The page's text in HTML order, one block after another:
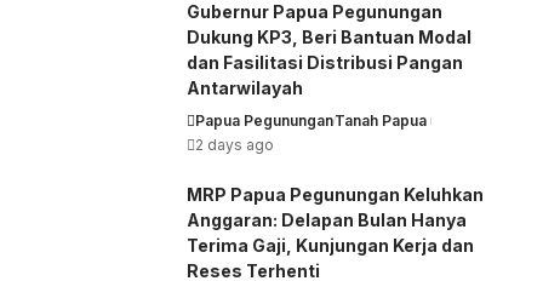
Gubernur Papua Pegunungan
Dukung KP3, Beri Bantuan Modal
dan Fasilitasi Distribusi Pangan
Antarwilayah
Papua PegununganTanah Papua
2 days ago
MRP Papua Pegunungan Keluhkan
Anggaran: Delapan Bulan Hanya
Terima Gaji, Kunjungan Kerja dan
Reses Terhenti